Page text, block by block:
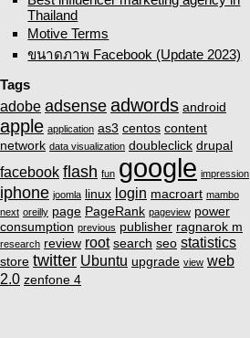
Thailand
Motive Terms
ขนาดภาพ Facebook (Update 2023)
Tags
adobe adsense adwords android
apple application as3 centos content
network data visualization doubleclick drupal
facebook flash fun google impression
iphone joomla linux login macroart mambo
next oreilly page PageRank pageview power
consumption previous publisher ragnarok m
research review root search seo statistics
store twitter Ubuntu upgrade view web
2.0 zenfone 4